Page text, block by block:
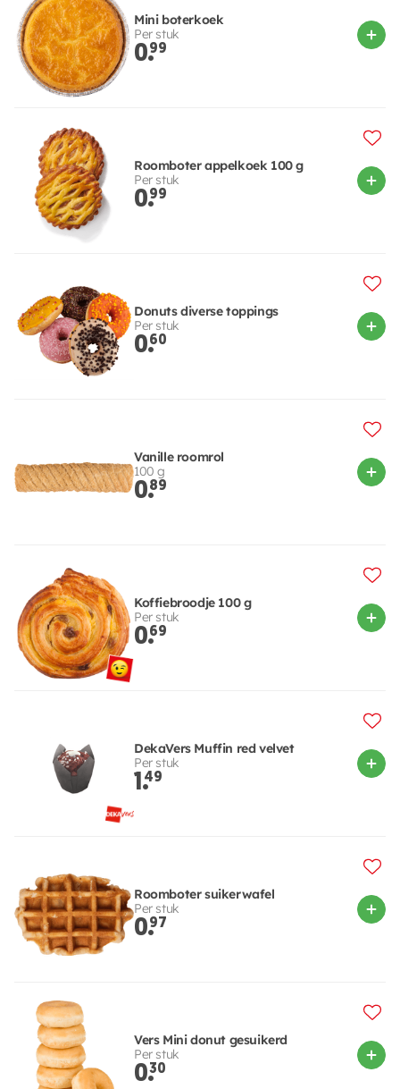
Mini boterkoek
Per stuk
0.99
Roomboter appelkoek 100 g
Per stuk
0.99
Donuts diverse toppings
Per stuk
0.60
Vanille roomrol
100 g
0.89
Koffiebroodje 100 g
Per stuk
0.69
DekaVers Muffin red velvet
Per stuk
1.49
Roomboter suikerwafel
Per stuk
0.97
Vers Mini donut gesuikerd
Per stuk
0.30